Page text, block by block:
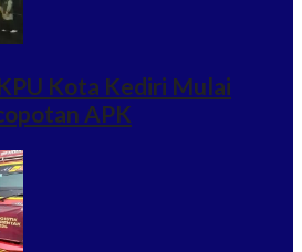
Kota Kediri Mulai
APK